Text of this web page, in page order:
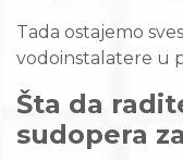
Tada ostajemo
vodoinstalatere u
Šta da
sudopera